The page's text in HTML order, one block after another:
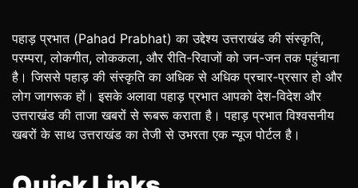
पहाड़ प्रभात (Pahad Prabhat) का उद्देश्य उत्तराखंड की संस्कृति,
परम्परा, लोकगीत, लोककला, और रीति-रिवाजों को जन-जन तक पहुंचाना
है। जिससे पहाड़ की संस्कृति का अधिक से अधिक प्रचार-प्रसार हो और
लोग जागरूक हों। इसके अलावा पहाड़ प्रभात आपको देश-विदेश और
उत्तराखंड की ताजा खबरों से रूबरू कराता है। पहाड़ प्रभात विश्वसनीय
खबरों के साथ उत्तराखंड का तेजी से उभरता एक न्यूज पोर्टल है।